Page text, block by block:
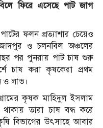
ফিরে এসেছে পাট জাগ
ফলন প্রত্যাশার চেয়েও
ও চলনবিল অঞ্চলের
পর পুনরায় পাট চাষ শুরু
চাষ করা কৃষকেরা প্রথম
লাভ।
কৃষক মাহিদুল ইসলাম
তারা চাষ বন্ধ করে
বিভাগের উৎসাহে আবার